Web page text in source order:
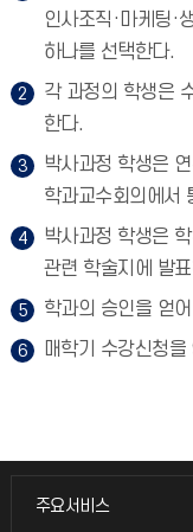
인사조직·마케팅·
하나를 선택한다.
각 과정의 학생은
한다.
박사과정 학생은
학과교수회의에서
박사과정 학생은
관련 학술지에 발
학과의 승인을 얻
매학기 수강신청
주요서비스
주요서비스